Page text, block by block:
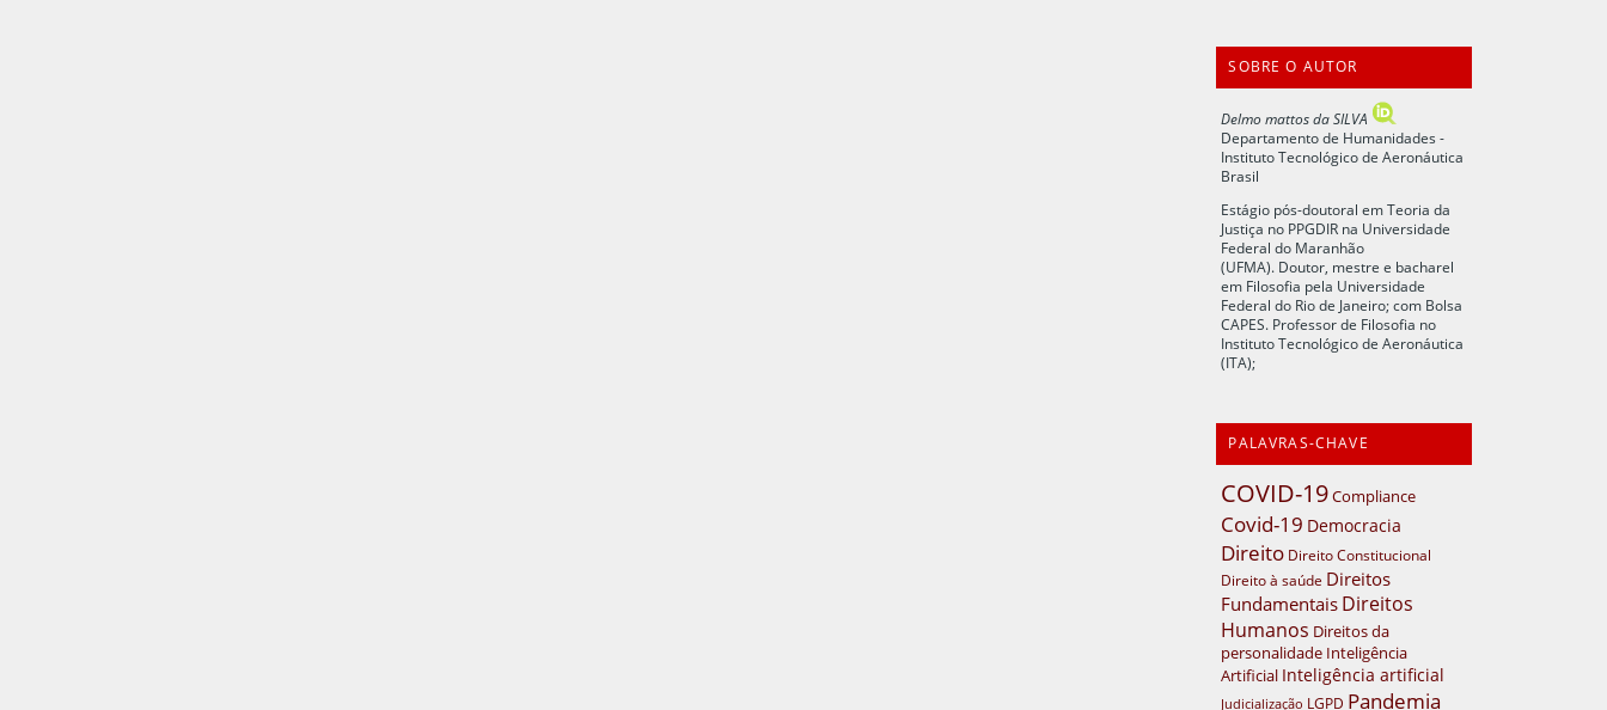
SOBRE O AUTOR
Delmo mattos da SILVA
Departamento de Humanidades -
Instituto Tecnológico de Aeronáutica
Brasil
Estágio pós-doutoral em Teoria da
Justiça no PPGDIR na Universidade
Federal do Maranhão
(UFMA). Doutor, mestre e bacharel
em Filosofia pela Universidade
Federal do Rio de Janeiro; com Bolsa
CAPES. Professor de Filosofia no
Instituto Tecnológico de Aeronáutica
(ITA);
PALAVRAS-CHAVE
COVID-19Compliance
Covid-19 Democracia
Direito Direito Constitucional
Direito à saúde Direitos
Fundamentais Direitos
Humanos Direitos da
personalidade Inteligência
Artificial Inteligência artificial
Judicialização LGPD Pandemia